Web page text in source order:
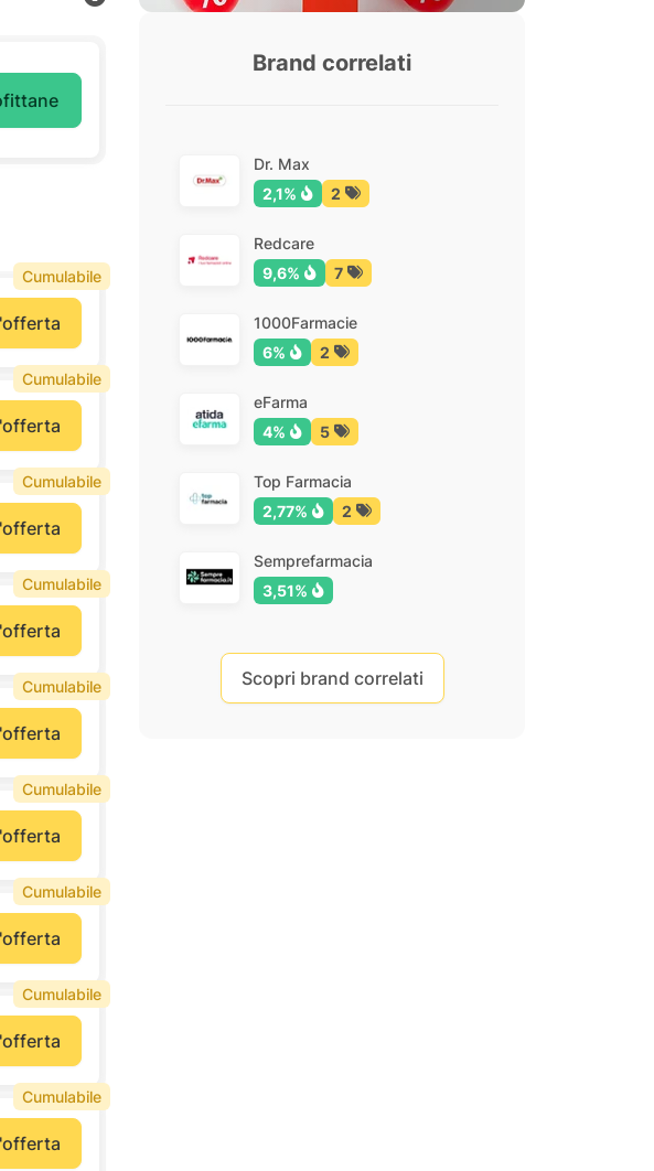
Cumulabile
Cumulabile
Cumulabile
Cumulabile
Cumulabile
Cumulabile
Cumulabile
Cumulabile
Cumulabile
Brand correlati
Dr. Max
2,1%
2
Redcare
9,6%
7
1000Farmacie
6%
2
eFarma
4%
5
Top Farmacia
2,77%
2
Semprefarmacia
3,51%
Scopri brand correlati